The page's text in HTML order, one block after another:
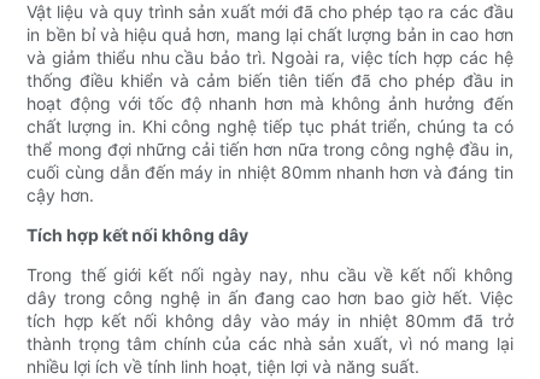
Vật liệu và quy trình sản xuất mới đã cho phép tạo ra các đầu
in bền bỉ và hiệu quả hơn, mang lại chất lượng bản in cao hơn
và giảm thiểu nhu cầu bảo trì. Ngoài ra, việc tích hợp các hệ
thống điều khiển và cảm biến tiên tiến đã cho phép đầu in
hoạt động với tốc độ nhanh hơn mà không ảnh hưởng đến
chất lượng in. Khi công nghệ tiếp tục phát triển, chúng ta có
thể mong đợi những cải tiến hơn nữa trong công nghệ đầu in,
cuối cùng dẫn đến máy in nhiệt 80mm nhanh hơn và đáng tin
cậy hơn.
Tích hợp kết nối không dây
Trong thế giới kết nối ngày nay, nhu cầu về kết nối không
dây trong công nghệ in ấn đang cao hơn bao giờ hết. Việc
tích hợp kết nối không dây vào máy in nhiệt 80mm đã trở
thành trọng tâm chính của các nhà sản xuất, vì nó mang lại
nhiều lợi ích về tính linh hoạt, tiện lợi và năng suất.